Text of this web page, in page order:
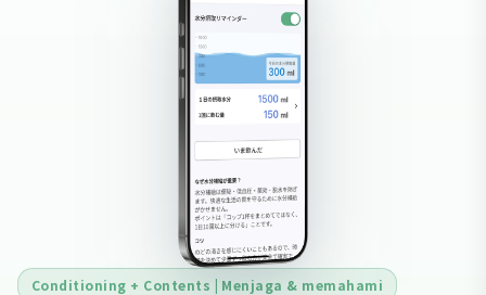
Conditioning + Contents | Menjaga & memahami